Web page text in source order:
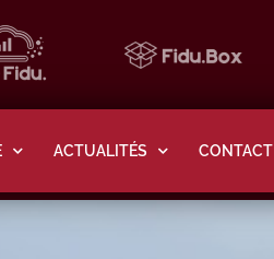
ACTUALITÉS CONTACT